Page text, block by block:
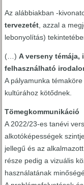
Az alábbiakban -
tervezetét, azzal a
lebonyolítás)
(…)A verseny témája,
felhasználható
A pályamunka
kultúrához kötődnek.
Tömegkommunikáció
A 2022/23-es tanévi
alkotóképességek
jellegű és az
része pedig a vizuális
használatának